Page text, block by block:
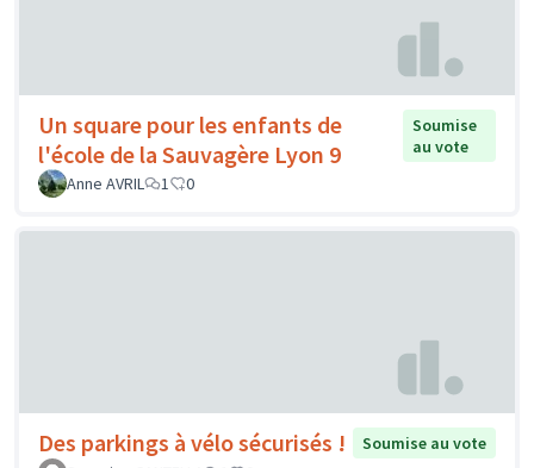
Un square pour les enfants de
l'école de la Sauvagère Lyon 9
Soumise
au vote
Anne AVRIL
1 0
Des parkings à vélo sécurisés !
Soumise au vote